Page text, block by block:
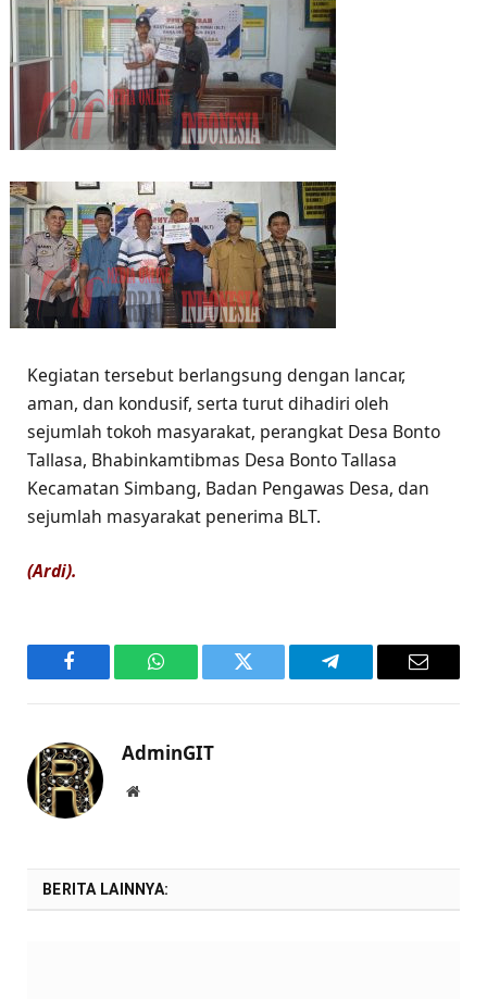
Kegiatan tersebut berlangsung dengan lancar,
aman, dan kondusif, serta turut dihadiri oleh
sejumlah tokoh masyarakat, perangkat Desa Bonto
Tallasa, Bhabinkamtibmas Desa Bonto Tallasa
Kecamatan Simbang, Badan Pengawas Desa, dan
sejumlah masyarakat penerima BLT.
(Ardi).
Facebook WhatsAppTwitter Telegram Email
AdminGIT
Website
BERITA LAINNYA: